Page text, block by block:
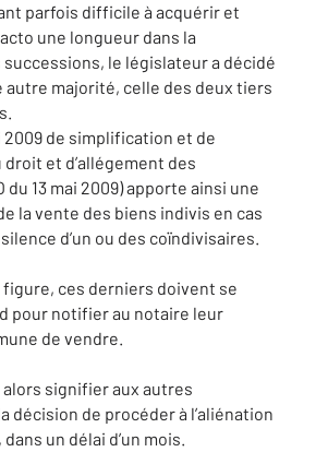
parfois difficile à acquérir et
une longueur dans la
le législateur a décidé
autre majorité, celle des deux tiers
2009 de simplification et de
et d’allégement des
du 13 mai 2009) apporte ainsi une
la vente des biens indivis en cas
d’un ou des coïndivisaires.
figure, ces derniers doivent se
pour notifier au notaire leur
de vendre.
signifier aux autres
décision de procéder à l’aliénation
un délai d’un mois.